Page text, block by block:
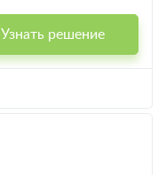
Узнать решение